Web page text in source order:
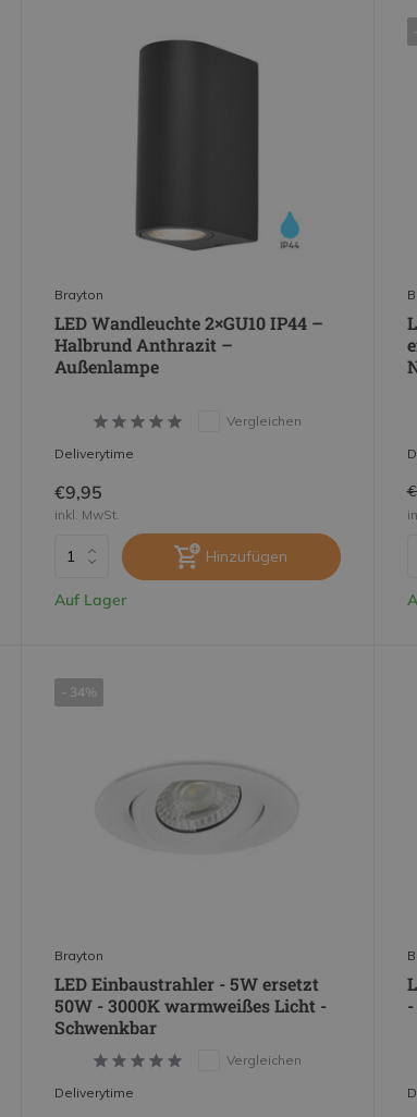
Brayton
LED Wandleuchte 2×GU10 IP44 –
Halbrund Anthrazit –
Außenlampe
Vergleichen
Deliverytime
€9,95
inkl. MwSt.
Hinzufügen
Auf Lager
- 34%
Brayton
LED Einbaustrahler - 5W ersetzt
50W - 3000K warmweißes Licht -
Schwenkbar
Vergleichen
Deliverytime